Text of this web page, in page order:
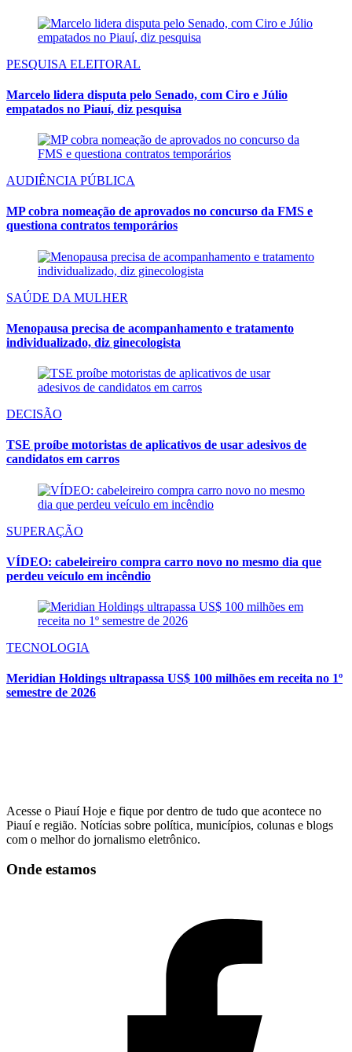
PESQUISA ELEITORAL
Marcelo lidera disputa pelo Senado, com Ciro e Júlio
empatados no Piauí, diz pesquisa
AUDIÊNCIA PÚBLICA
MP cobra nomeação de aprovados no concurso da FMS e
questiona contratos temporários
SAÚDE DA MULHER
Menopausa precisa de acompanhamento e tratamento
individualizado, diz ginecologista
DECISÃO
TSE proíbe motoristas de aplicativos de usar adesivos de
candidatos em carros
SUPERAÇÃO
VÍDEO: cabeleireiro compra carro novo no mesmo dia que
perdeu veículo em incêndio
TECNOLOGIA
Meridian Holdings ultrapassa US$ 100 milhões em receita no 1º
semestre de 2026
Acesse o Piauí Hoje e fique por dentro de tudo que acontece no
Piauí e região. Notícias sobre política, municípios, colunas e blogs
com o melhor do jornalismo eletrônico.
Onde estamos